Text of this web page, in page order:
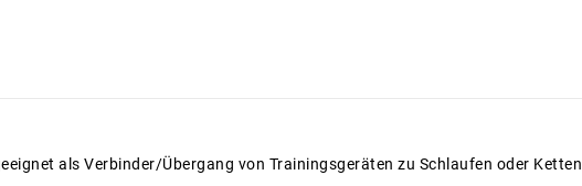
als Verbinder/Übergang von Trainingsgeräten zu Schlaufen oder Ketten